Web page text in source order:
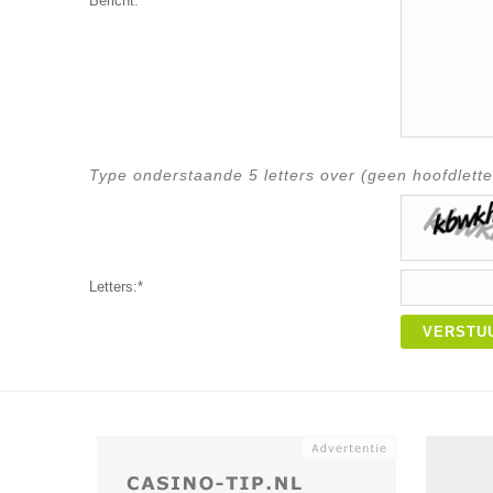
Type onderstaande 5 letters over (geen
Letters:*